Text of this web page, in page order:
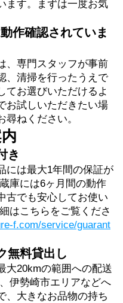
ます。まずは一度お気
作確認されていま
、専門スタッフが事前
、清掃を行ったうえで
てお選びいただけるよ
お試しいただきたい場
尋ねください。
き
には最大1年間の保証が
庫には6ヶ月間の動作
古でも安心してお使い
はこちらをご覧くださ
f.com/service/guarant
無料貸出し
大20kmの範囲への配送
伊勢崎市エリアなどへ
、大きなお品物の持ち